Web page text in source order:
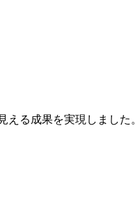
る成果を実現しました。